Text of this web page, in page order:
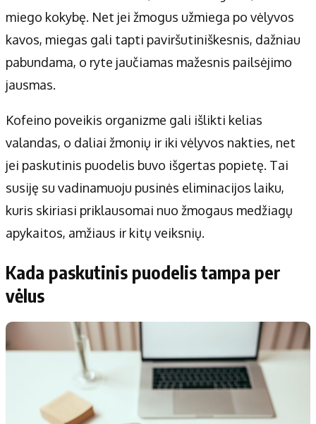
miego kokybę. Net jei žmogus užmiega po vėlyvos
kavos, miegas gali tapti paviršutiniškesnis, dažniau
pabundama, o ryte jaučiamas mažesnis pailsėjimo
jausmas.
Kofeino poveikis organizme gali išlikti kelias
valandas, o daliai žmonių ir iki vėlyvos nakties, net
jei paskutinis puodelis buvo išgertas popietę. Tai
susiję su vadinamuoju pusinės eliminacijos laiku,
kuris skiriasi priklausomai nuo žmogaus medžiagų
apykaitos, amžiaus ir kitų veiksnių.
Kada paskutinis puodelis tampa per
vėlus